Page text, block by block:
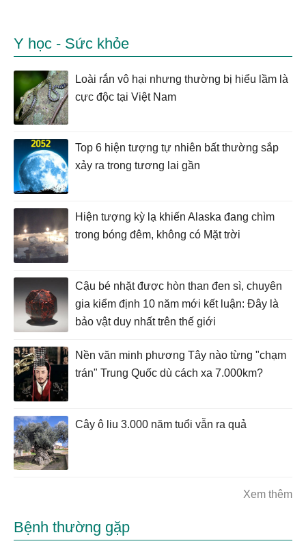
Y học - Sức khỏe
Loài rắn vô hại nhưng thường bị hiểu lầm là
cực độc tại Việt Nam
Top 6 hiện tượng tự nhiên bất thường sắp
xảy ra trong tương lai gần
Hiện tượng kỳ lạ khiến Alaska đang chìm
trong bóng đêm, không có Mặt trời
Cậu bé nhặt được hòn than đen sì, chuyên
gia kiểm định 10 năm mới kết luận: Đây là
bảo vật duy nhất trên thế giới
Nền văn minh phương Tây nào từng "chạm
trán" Trung Quốc dù cách xa 7.000km?
Cây ô liu 3.000 năm tuổi vẫn ra quả
Xem thêm
Bệnh thường gặp